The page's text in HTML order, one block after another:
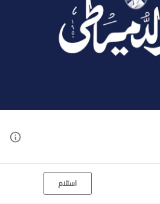
استلام